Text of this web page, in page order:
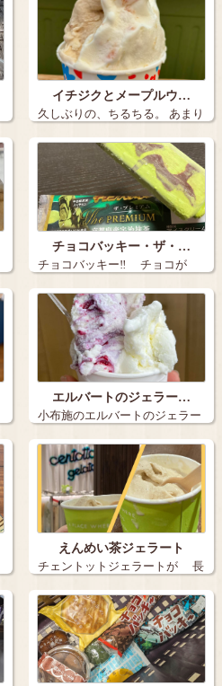
イチジクとメープルウ…
久しぶりの、ちるちる。 あまり
の暑さに…
チョコバッキー・ザ・…
チョコバッキー‼️ チョコが
バキ…
エルバートのジェラー…
小布施のエルバートのジェラー
トです。 …
えんめい茶ジェラート
チェントットジェラートが 長
野駅MI…